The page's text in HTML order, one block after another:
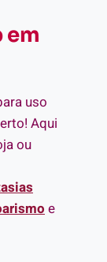
em
uso
Aqui
ou
e